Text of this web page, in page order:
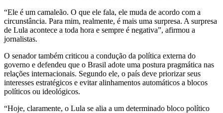
“Ele é um camaleão. O que ele fala, ele muda de acordo com a
circunstância. Para mim, realmente, é mais uma surpresa. A surpresa
de Lula acontece a toda hora e sempre é negativa”, afirmou a
jornalistas.
O senador também criticou a condução da política externa do
governo e defendeu que o Brasil adote uma postura pragmática nas
relações internacionais. Segundo ele, o país deve priorizar seus
interesses estratégicos e evitar alinhamentos automáticos a blocos
políticos ou ideológicos.
“Hoje, claramente, o Lula se alia a um determinado bloco político